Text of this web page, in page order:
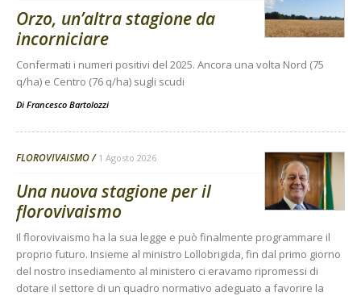
Orzo, un’altra stagione da
incorniciare
Confermati i numeri positivi del 2025. Ancora una volta Nord (75
q/ha) e Centro (76 q/ha) sugli scudi
Di Francesco Bartolozzi
FLOROVIVAISMO 1 Agosto 2026
Una nuova stagione per il
florovivaismo
Il florovivaismo ha la sua legge e può finalmente programmare il
proprio futuro. Insieme al ministro Lollobrigida, fin dal primo giorno
del nostro insediamento al ministero ci eravamo ripromessi di
dotare il settore di un quadro normativo adeguato a favorire la